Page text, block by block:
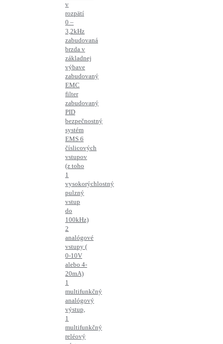
v
rozpätí
0 –
3,2kHz
zabudovaná
brzda v
základnej
výbave
zabudovaný
EMC
filter
zabudovaný
PID
bezpečnostný
systém
EMS 6
číslicových
vstupov
(z toho
1
vysokorýchlostný
pulzný
vstup
do
100kHz)
2
analógové
vstupy (
0-10V
alebo 4-
20mA)
1
multifunkčný
analógový
výstup,
1
multifunkčný
reléový